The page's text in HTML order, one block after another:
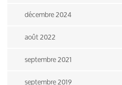
décembre 2024
août 2022
septembre 2021
septembre 2019